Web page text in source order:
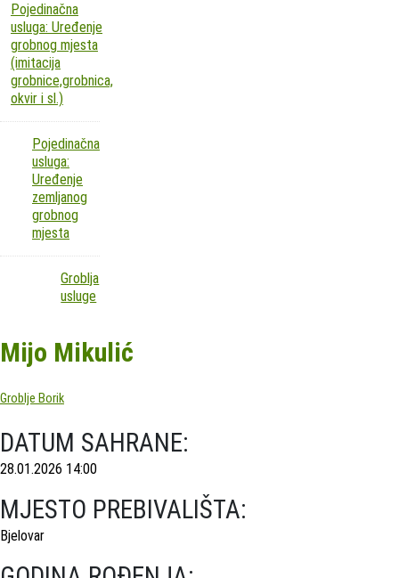
Pojedinačna
usluga: Uređenje
grobnog mjesta
(imitacija
grobnice,grobnica,
okvir i sl.)
Pojedinačna
usluga:
Uređenje
zemljanog
grobnog
mjesta
Groblja
usluge
Mijo Mikulić
Groblje Borik
DATUM SAHRANE:
28.01.2026 14:00
MJESTO PREBIVALIŠTA:
Bjelovar